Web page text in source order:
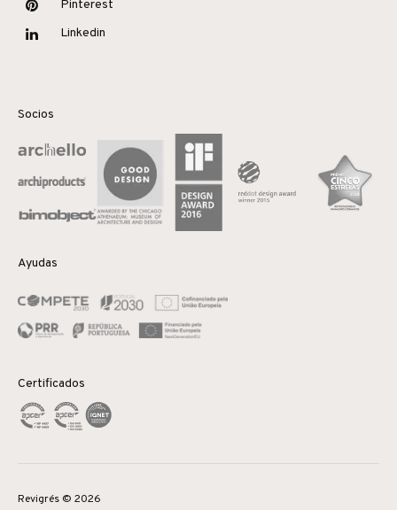
Pinterest
Linkedin
Socios
Ayudas
Certificados
Revigrés © 2026